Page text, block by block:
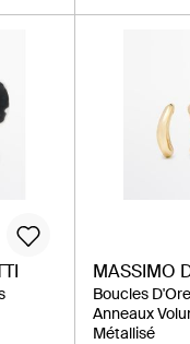
MASSIMO
Boucles
Anneaux
Métallisé